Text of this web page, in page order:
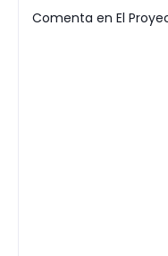
Comenta en El